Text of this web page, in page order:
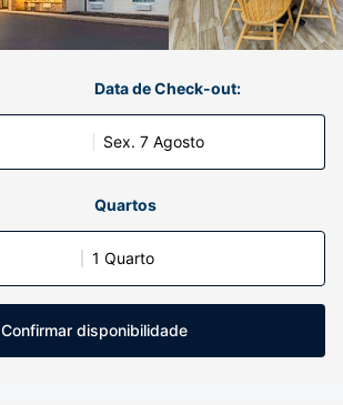
Data de Check-out:
Sex. 7 Agosto
Quartos
1 Quarto
Confirmar disponibilidade